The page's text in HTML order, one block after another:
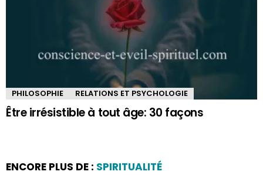
PHILOSOPHIE RELATIONS ET PSYCHOLOGIE
Être irrésistible à tout âge: 30 façons
ENCORE PLUS DE : SPIRITUALITÉ